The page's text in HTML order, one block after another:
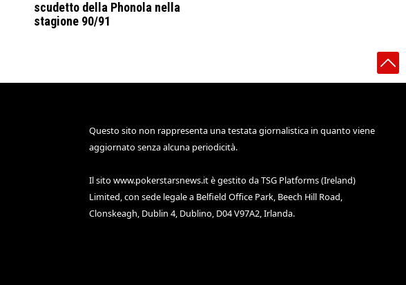
scudetto della Phonola nella
stagione 90/91
Questo sito non rappresenta una testata giornalistica in quanto viene
aggiornato senza alcuna periodicità.
Il sitowww.pokerstarsnews.itè gestito da TSG Platforms (Ireland)
Limited, con sede legale a Belfield Office Park, Beech Hill Road,
Clonskeagh, Dublin 4, Dublino, D04 V97A2, Irlanda.